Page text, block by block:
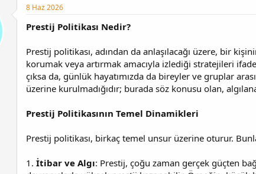
8 Haz 2026
Prestij Politikası Nedir?
Prestij politikası, adından da anlaşılacağı üzere, bir
korumak veya artırmak amacıyla izlediği stratejileri
çıksa da, günlük hayatımızda da bireyler ve gruplar
üzerine kurulmadığıdır; burada söz konusu olan,
Prestij Politikasının Temel Dinamikleri
Prestij politikası, birkaç temel unsur üzerine oturur.
1. İtibar ve Algı: Prestij, çoğu zaman gerçek güçten